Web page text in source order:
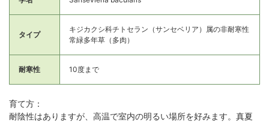
タイプ
キジカクシ科チトセラン（サンセベリア）属の非耐寒性
常緑多年草（多肉）
耐寒性 10度まで
育て方：
耐陰性はありますが、高温で室内の明るい場所を好みます。真夏